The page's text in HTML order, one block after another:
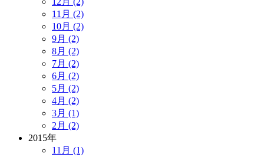
11月 (2)
10月 (2)
9月 (2)
8月 (2)
7月 (2)
6月 (2)
5月 (2)
4月 (2)
3月 (1)
2月 (2)
2015年
11月 (1)